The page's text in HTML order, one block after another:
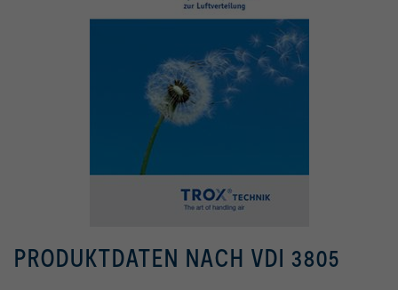
PRODUKTDATEN NACH VDI 3805